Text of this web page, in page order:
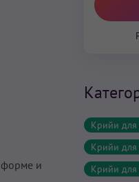
форме и
Крийи
Крийи для
Крийи